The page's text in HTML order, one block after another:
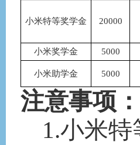
小米特等奖学金 20000
小米奖学金
5000
小米助学金 5000
注意事项：
1.小米